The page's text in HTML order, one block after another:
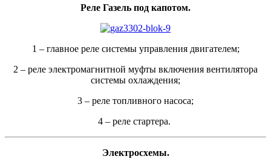
Реле Газель под капотом.
1 – главное реле системы управления двигателем;
2 – реле электромагнитной муфты включения вентилятора
системы охлаждения;
3 – реле топливного насоса;
4 – реле стартера.
Электросхемы.